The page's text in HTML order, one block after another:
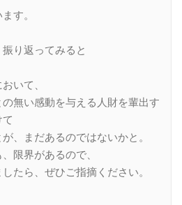
す。
り返ってみると
いて、
無い感動を与える人財を輩出す
、まだあるのではないかと。
限界があるので、
たら、ぜひご指摘ください。